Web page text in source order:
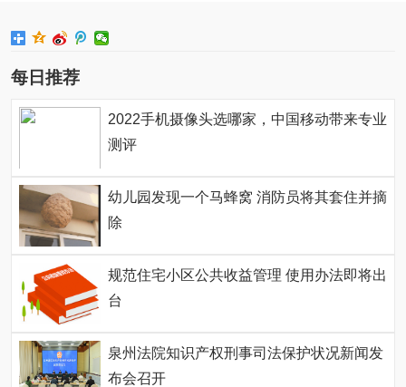
每日推荐
2022手机摄像头选哪家，中国移动带来专业
测评
幼儿园发现一个马蜂窝 消防员将其套住并摘
除
规范住宅小区公共收益管理 使用办法即将出
台
泉州法院知识产权刑事司法保护状况新闻发
布会召开